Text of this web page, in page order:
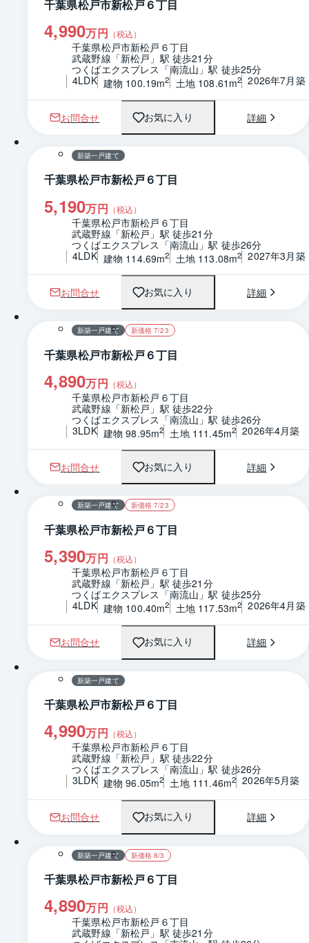
千葉県松戸市新松戸６丁目
4,990万円 （税込）
千葉県松戸市新松戸６丁目
武蔵野線「新松戸」駅 徒歩21分
つくばエクスプレス「南流山」駅 徒歩25分
4LDK 建物 100.19m2 土地 108.61m2 2026年7月築
お問合せ お気に入り 詳細
1 / 0 間取り
新築一戸建て
千葉県松戸市新松戸６丁目
5,190万円 （税込）
千葉県松戸市新松戸６丁目
武蔵野線「新松戸」駅 徒歩21分
つくばエクスプレス「南流山」駅 徒歩26分
4LDK 建物 114.69m2 土地 113.08m2 2027年3月築
お問合せ お気に入り 詳細
1 / 0 間取り
新築一戸建て 新価格 7/23
千葉県松戸市新松戸６丁目
4,890万円 （税込）
千葉県松戸市新松戸６丁目
武蔵野線「新松戸」駅 徒歩22分
つくばエクスプレス「南流山」駅 徒歩26分
3LDK 建物 98.95m2 土地 111.45m2 2026年4月築
お問合せ お気に入り 詳細
1 / 0 間取り
新築一戸建て 新価格 7/23
千葉県松戸市新松戸６丁目
5,390万円 （税込）
千葉県松戸市新松戸６丁目
武蔵野線「新松戸」駅 徒歩21分
つくばエクスプレス「南流山」駅 徒歩25分
4LDK 建物 100.40m2 土地 117.53m2 2026年4月築
お問合せ お気に入り 詳細
1 / 0 間取り
新築一戸建て
千葉県松戸市新松戸６丁目
4,990万円 （税込）
千葉県松戸市新松戸６丁目
武蔵野線「新松戸」駅 徒歩22分
つくばエクスプレス「南流山」駅 徒歩26分
3LDK 建物 96.05m2 土地 111.46m2 2026年5月築
お問合せ お気に入り 詳細
1 / 0 間取り
新築一戸建て 新価格 8/3
千葉県松戸市新松戸６丁目
4,890万円 （税込）
千葉県松戸市新松戸６丁目
武蔵野線「新松戸」駅 徒歩21分